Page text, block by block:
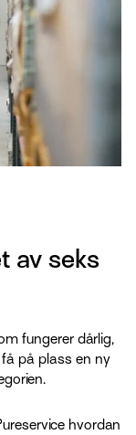
av seks
fungerer dårlig,
på plass en ny
hvordan